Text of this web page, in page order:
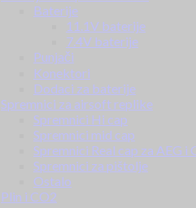
Baterije
11.1V baterije
7.4V baterije
Punjači
Konektori
Dodaci za baterije
Spremnici za airsoft replike
Spremnici Hi cap
Spremnici mid cap
Spremnici Real cap za AEG i
Spremnici za pištolje
Ostalo
Plin i CO2